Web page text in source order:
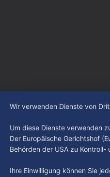
Wir verwenden Dienste von
Um diese Dienste verwenden
Der Europäische Gerichtshof
Behörden der USA zu
Ihre Einwilligung können Sie